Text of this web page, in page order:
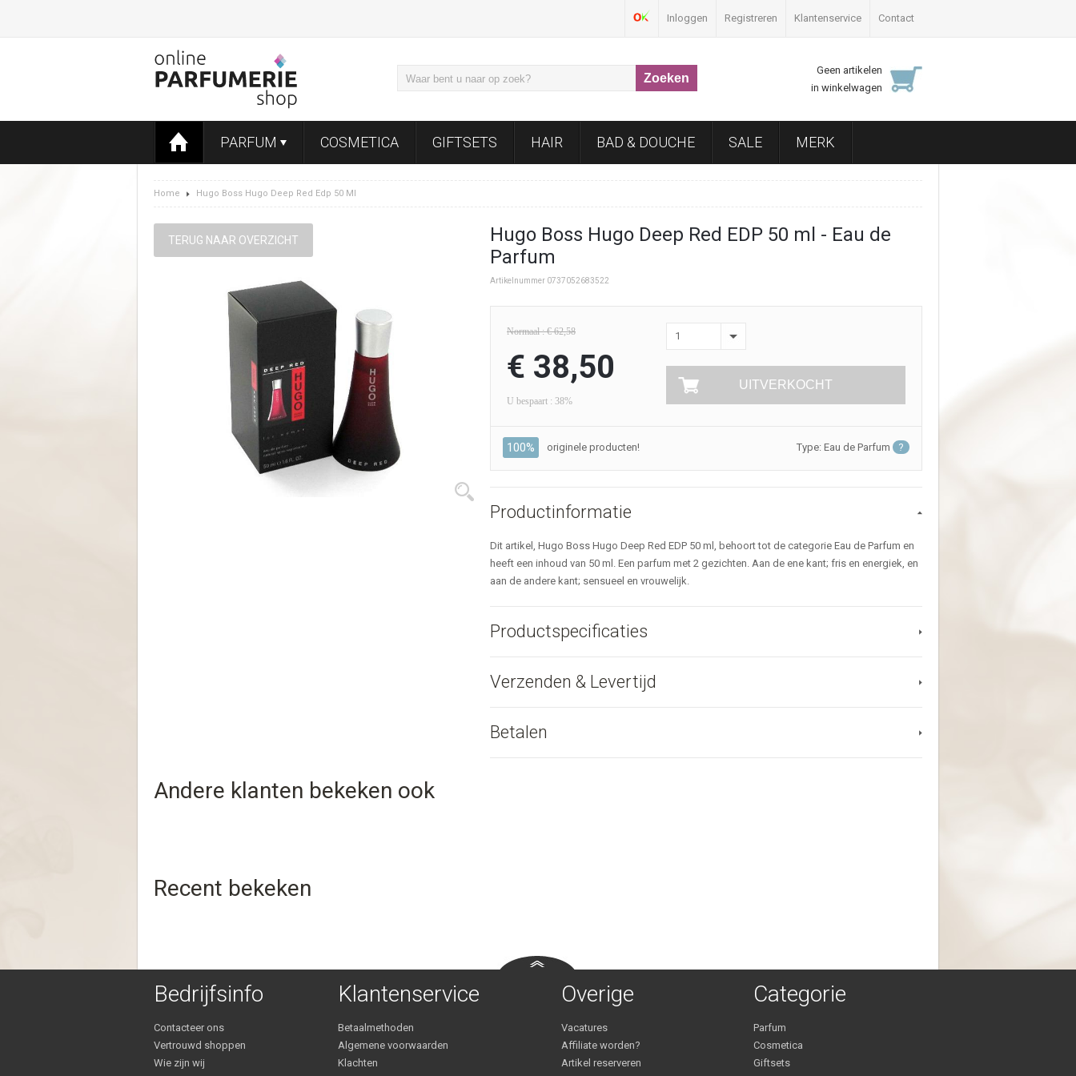
Inloggen Registreren Klantenservice Contact
Geen artikelen
in winkelwagen
PARFUM COSMETICA GIFTSETS HAIR BAD & DOUCHE SALE MERK
Home Hugo Boss Hugo Deep Red Edp 50 Ml
TERUG NAAR OVERZICHT
Hugo Boss Hugo Deep Red EDP 50 ml - Eau de
Parfum
Artikelnummer 0737052683522
Normaal : € 62,58
€ 38,50
U bespaart : 38%
1
UITVERKOCHT
100% originele producten! Type: Eau de Parfum ?
Productinformatie
Dit artikel, Hugo Boss Hugo Deep Red EDP 50 ml, behoort tot de categorie Eau de Parfum en
heeft een inhoud van 50 ml. Een parfum met 2 gezichten. Aan de ene kant; fris en energiek, en
aan de andere kant; sensueel en vrouwelijk.
Productspecificaties
Verzenden & Levertijd
Betalen
Andere klanten bekeken ook
Recent bekeken
Bedrijfsinfo
Contacteer ons
Vertrouwd shoppen
Wie zijn wij
Klantenservice
Betaalmethoden
Algemene voorwaarden
Klachten
Overige
Vacatures
Affiliate worden?
Artikel reserveren
Categorie
Parfum
Cosmetica
Giftsets